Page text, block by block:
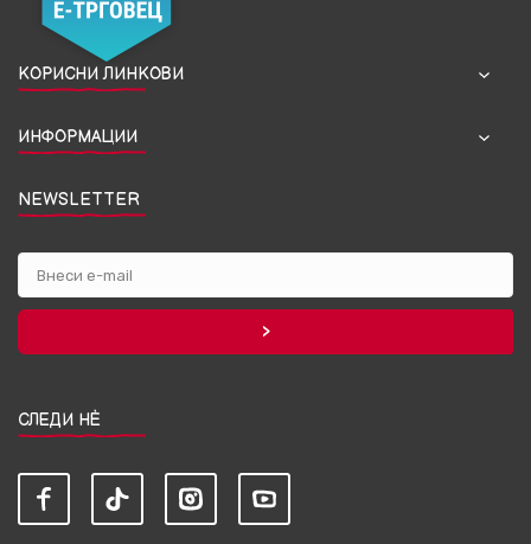
КОРИСНИ ЛИНКОВИ
ИНФОРМАЦИИ
NEWSLETTER
СЛЕДИ НЀ